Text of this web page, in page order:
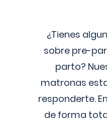
¿Tienes
sobre pre-
parto?
matronas
responderte.
de forma